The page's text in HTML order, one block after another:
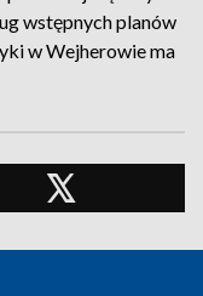
wstępnych planów
w Wejherowie ma